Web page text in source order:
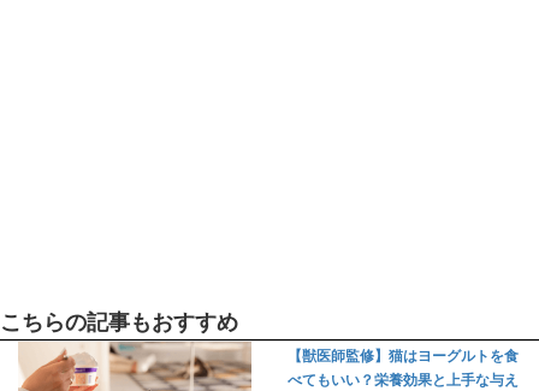
こちらの記事もおすすめ
【獣医師監修】猫はヨーグルトを食
べてもいい？栄養効果と上手な与え